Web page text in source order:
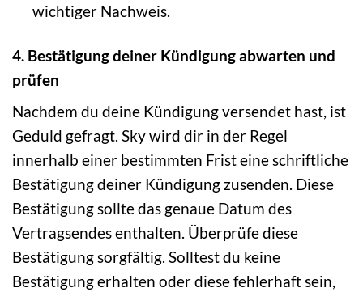
wichtiger Nachweis.
4. Bestätigung deiner Kündigung abwarten und
prüfen
Nachdem du deine Kündigung versendet hast, ist
Geduld gefragt. Sky wird dir in der Regel
innerhalb einer bestimmten Frist eine schriftliche
Bestätigung deiner Kündigung zusenden. Diese
Bestätigung sollte das genaue Datum des
Vertragsendes enthalten. Überprüfe diese
Bestätigung sorgfältig. Solltest du keine
Bestätigung erhalten oder diese fehlerhaft sein,